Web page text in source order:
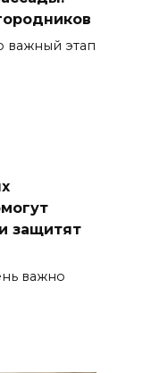
важный этап
защитят
важно